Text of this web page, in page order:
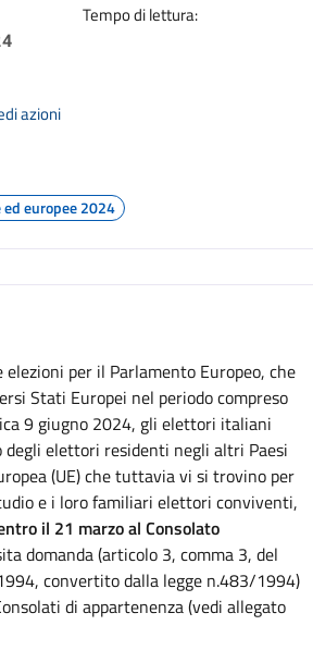
Tempo di lettura:
azioni
europee 2024
per il Parlamento Europeo, che
Stati Europei nel periodo compreso
9 giugno 2024, gli elettori italiani
elettori residenti negli altri Paesi
(UE) che tuttavia vi si trovino per
e i loro familiari elettori conviventi,
il 21 marzo al Consolato
domanda (articolo 3, comma 3, del
convertito dalla legge n.483/1994)
di appartenenza (vedi allegato